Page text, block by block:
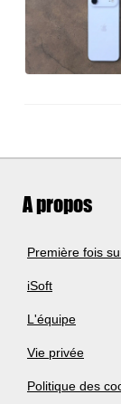
A propos
Première fois
iSoft
L'équipe
Vie privée
Politique des